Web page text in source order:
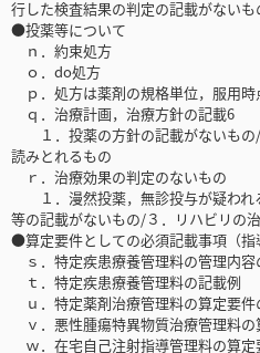
行した検査結果の判定の記載がないも
●投薬等について
ｎ．約束処方
ｏ．do処方
ｐ．処方は薬剤の規格単位，服用時
ｑ．治療計画，治療方針の記載6
１．投薬の方針の記載がないもの/
読みとれるもの
ｒ．治療効果の判定のないもの
１．漫然投薬，無診投与が疑われ
等の記載がないもの/３．リハビリの
●算定要件としての必須記載事項（指
ｓ．特定疾患療養管理料の管理内容
ｔ．特定疾患療養管理料の記載例
ｕ．特定薬剤治療管理料の算定要件
ｖ．悪性腫瘍特異物質治療管理料の
ｗ．在宅自己注射指導管理料の算定